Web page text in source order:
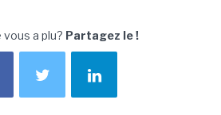
a plu? Partagez le !